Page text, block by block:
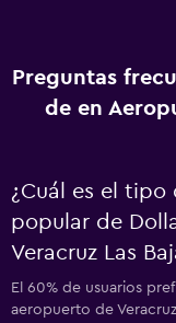
Preguntas
de en
¿Cuál es el tipo
popular de
Veracruz Las
El 60% de usuarios
aeropuerto de